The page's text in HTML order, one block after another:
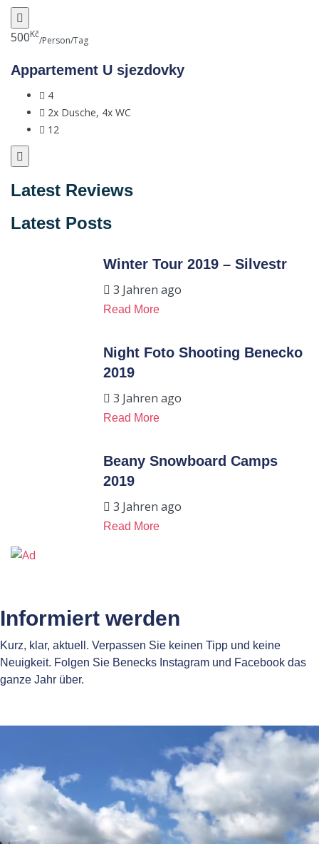
500Kč
/Person/Tag
Appartement U sjezdovky
4
2x Dusche, 4x WC
12
Latest Reviews
Latest Posts
Winter Tour 2019 – Silvestr
3 Jahren ago
Read More
Night Foto Shooting Benecko
2019
3 Jahren ago
Read More
Beany Snowboard Camps
2019
3 Jahren ago
Read More
Informiert werden
Kurz, klar, aktuell. Verpassen Sie keinen Tipp und keine
Neuigkeit. Folgen Sie Benecks Instagram und Facebook das
ganze Jahr über.